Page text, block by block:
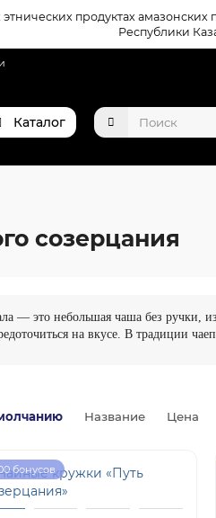
продуктах
Республики
Каталог
созерцания
— это небольшая чаша без ручки,
на вкусе. В традиции
Название Цена
бонусов